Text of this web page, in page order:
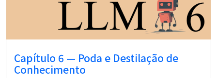
Capítulo 6 — Poda e Destilação de
Conhecimento